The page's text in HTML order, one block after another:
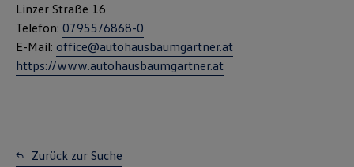
Linzer Straße 16
Telefon: 07955/6868-0
E-Mail: office@autohausbaumgartner.at
https://www.autohausbaumgartner.at
Zurück zur Suche